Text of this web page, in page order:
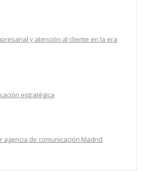
y atención al cliente en la era
estratégica
agencia de comunicación Madrid